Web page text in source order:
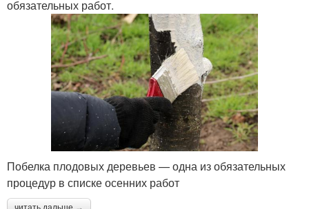
обязательных работ.
Побелка плодовых деревьев — одна из обязательных
процедур в списке осенних работ